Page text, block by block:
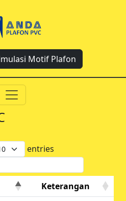
Motif Plafon
entries
Keterangan